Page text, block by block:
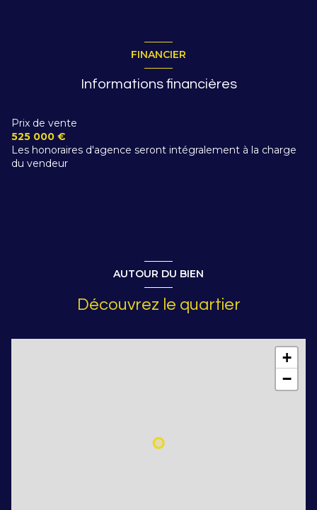
FINANCIER
Informations financières
Prix de vente
525 000 €
Les honoraires d'agence seront intégralement à la charge
du vendeur
AUTOUR DU BIEN
Découvrez le quartier
+
−